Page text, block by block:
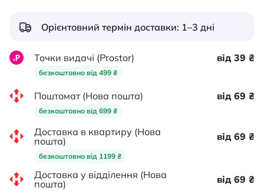
Орієнтовний термін доставки: 1–3 дні
Точки видачі (Prostor)
безкоштовно від 499 ₴
від 39 ₴
Поштомат (Нова пошта)
безкоштовно від 699 ₴
від 69 ₴
Доставка в квартиру (Нова
пошта)
безкоштовно від 1199 ₴
від 69 ₴
Доставка у відділення (Нова
пошта)
від 69 ₴